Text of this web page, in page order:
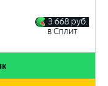
3 668 руб.
в Сплит